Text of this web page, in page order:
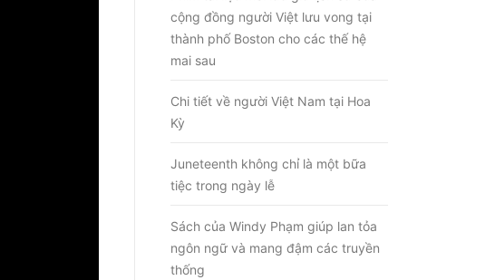
cộng đồng người Việt lưu vong tại
thành phố Boston cho các thế hệ
mai sau
Chi tiết về người Việt Nam tại Hoa
Kỳ
Juneteenth không chỉ là một bữa
tiệc trong ngày lễ
Sách của Windy Phạm giúp lan tỏa
ngôn ngữ và mang đậm các truyền
thống